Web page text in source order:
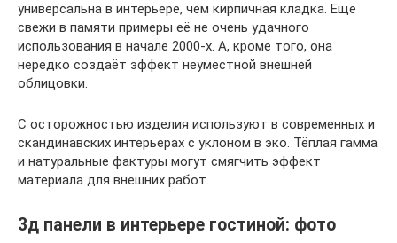
универсальна в интерьере, чем кирпичная кладка. Ещё
свежи в памяти примеры её не очень удачного
использования в начале 2000-х. А, кроме того, она
нередко создаёт эффект неуместной внешней
облицовки.
С осторожностью изделия используют в современных и
скандинавских интерьерах с уклоном в эко. Тёплая гамма
и натуральные фактуры могут смягчить эффект
материала для внешних работ.
3д панели в интерьере гостиной: фото